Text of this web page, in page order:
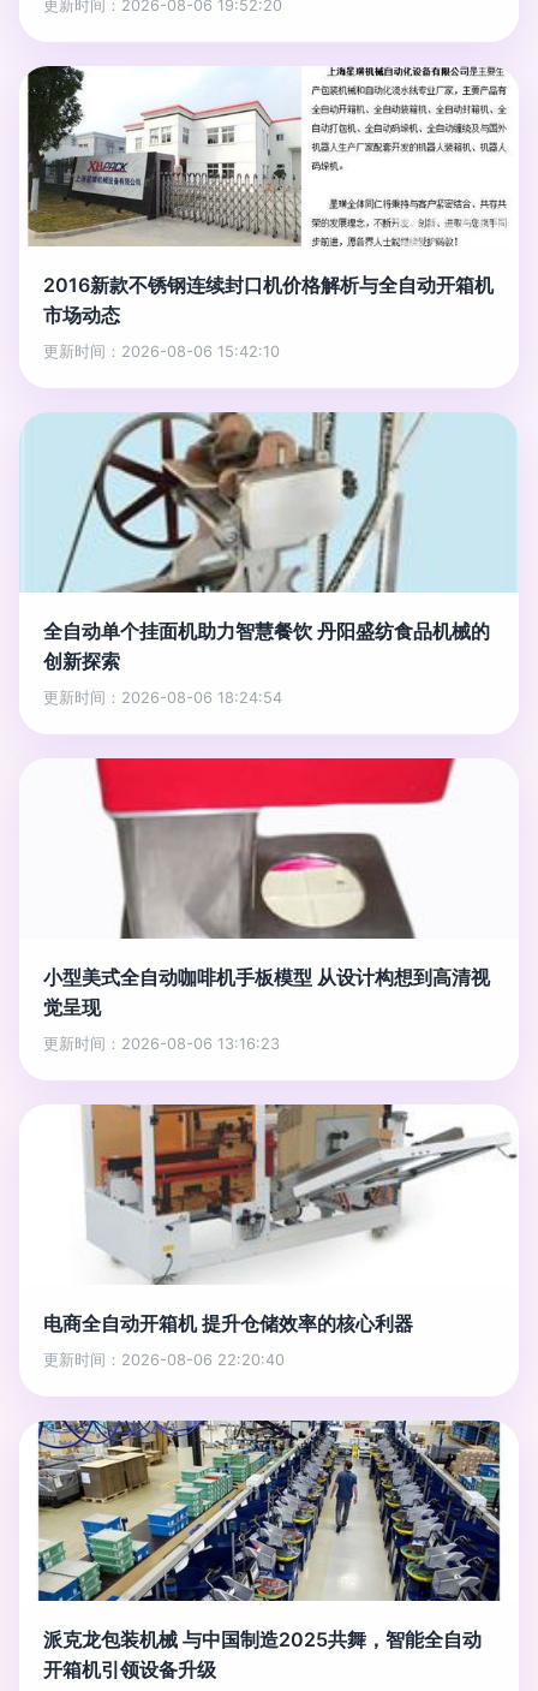
更新时间：2026-08-06 19:52:20
2016新款不锈钢连续封口机价格解析与全自动开箱机
市场动态
更新时间：2026-08-06 15:42:10
全自动单个挂面机助力智慧餐饮 丹阳盛纺食品机械的
创新探索
更新时间：2026-08-06 18:24:54
小型美式全自动咖啡机手板模型 从设计构想到高清视
觉呈现
更新时间：2026-08-06 13:16:23
电商全自动开箱机 提升仓储效率的核心利器
更新时间：2026-08-06 22:20:40
派克龙包装机械 与中国制造2025共舞，智能全自动
开箱机引领设备升级